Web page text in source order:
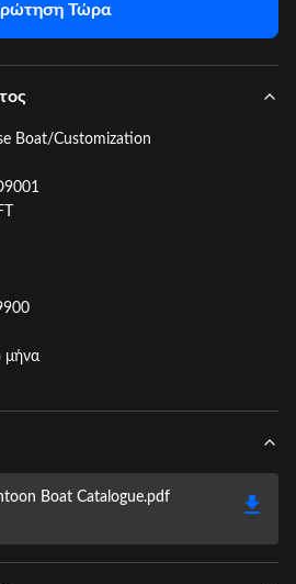
Τώρα
Boat/Customization
μήνα
Boat Catalogue.pdf